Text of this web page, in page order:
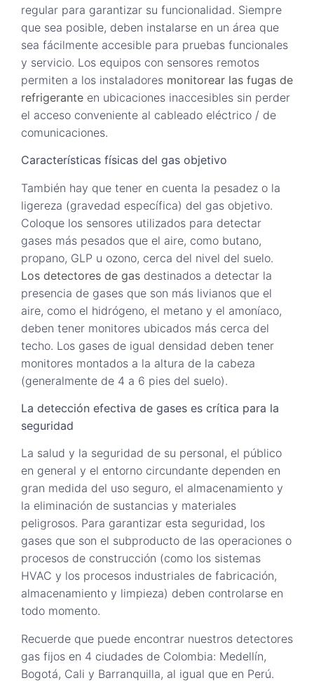
regular para garantizar su funcionalidad. Siempre
que sea posible, deben instalarse en un área que
sea fácilmente accesible para pruebas funcionales
y servicio. Los equipos con sensores remotos
permiten a los instaladores monitorear las fugas de
refrigerante en ubicaciones inaccesibles sin perder
el acceso conveniente al cableado eléctrico / de
comunicaciones.
Características físicas del gas objetivo
También hay que tener en cuenta la pesadez o la
ligereza (gravedad específica) del gas objetivo.
Coloque los sensores utilizados para detectar
gases más pesados que el aire, como butano,
propano, GLP u ozono, cerca del nivel del suelo.
Los detectores de gas destinados a detectar la
presencia de gases que son más livianos que el
aire, como el hidrógeno, el metano y el amoníaco,
deben tener monitores ubicados más cerca del
techo. Los gases de igual densidad deben tener
monitores montados a la altura de la cabeza
(generalmente de 4 a 6 pies del suelo).
La detección efectiva de gases es crítica para la
seguridad
La salud y la seguridad de su personal, el público
en general y el entorno circundante dependen en
gran medida del uso seguro, el almacenamiento y
la eliminación de sustancias y materiales
peligrosos. Para garantizar esta seguridad, los
gases que son el subproducto de las operaciones o
procesos de construcción (como los sistemas
HVAC y los procesos industriales de fabricación,
almacenamiento y limpieza) deben controlarse en
todo momento.
Recuerde que puede encontrar nuestros detectores
gas fijos en 4 ciudades de Colombia: Medellín,
Bogotá, Cali y Barranquilla, al igual que en Perú.